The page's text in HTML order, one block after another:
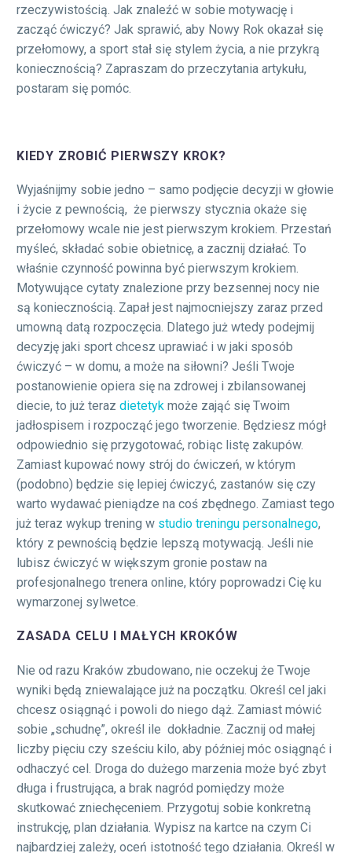
rzeczywistością. Jak znaleźć w sobie motywację i
zacząć ćwiczyć? Jak sprawić, aby Nowy Rok okazał się
przełomowy, a sport stał się stylem życia, a nie przykrą
koniecznością? Zapraszam do przeczytania artykułu,
postaram się pomóc.
KIEDY ZROBIĆ PIERWSZY KROK?
Wyjaśnijmy sobie jedno – samo podjęcie decyzji w głowie
i życie z pewnością, że pierwszy stycznia okaże się
przełomowy wcale nie jest pierwszym krokiem. Przestań
myśleć, składać sobie obietnicę, a zacznij działać. To
właśnie czynność powinna być pierwszym krokiem.
Motywujące cytaty znalezione przy bezsennej nocy nie
są koniecznością. Zapał jest najmocniejszy zaraz przed
umowną datą rozpoczęcia. Dlatego już wtedy podejmij
decyzję jaki sport chcesz uprawiać i w jaki sposób
ćwiczyć – w domu, a może na siłowni? Jeśli Twoje
postanowienie opiera się na zdrowej i zbilansowanej
diecie, to już teraz dietetyk może zająć się Twoim
jadłospisem i rozpocząć jego tworzenie. Będziesz mógł
odpowiednio się przygotować, robiąc listę zakupów.
Zamiast kupować nowy strój do ćwiczeń, w którym
(podobno) będzie się lepiej ćwiczyć, zastanów się czy
warto wydawać pieniądze na coś zbędnego. Zamiast tego
już teraz wykup trening w studio treningu personalnego,
który z pewnością będzie lepszą motywacją. Jeśli nie
lubisz ćwiczyć w większym gronie postaw na
profesjonalnego trenera online, który poprowadzi Cię ku
wymarzonej sylwetce.
ZASADA CELU I MAŁYCH KROKÓW
Nie od razu Kraków zbudowano, nie oczekuj że Twoje
wyniki będą zniewalające już na początku. Określ cel jaki
chcesz osiągnąć i powoli do niego dąż. Zamiast mówić
sobie „schudnę”, określ ile dokładnie. Zacznij od małej
liczby pięciu czy sześciu kilo, aby później móc osiągnąć i
odhaczyć cel. Droga do dużego marzenia może być zbyt
długa i frustrująca, a brak nagród pomiędzy może
skutkować zniechęceniem. Przygotuj sobie konkretną
instrukcję, plan działania. Wypisz na kartce na czym Ci
najbardziej zależy, oceń istotność tego działania. Określ w